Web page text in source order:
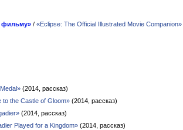
фильму» / «Eclipse: The Official Illustrated Movie Companion»
(2014, рассказ)
to the Castle of Gloom» (2014, рассказ)
(2014, рассказ)
Played for a Kingdom» (2014, рассказ)